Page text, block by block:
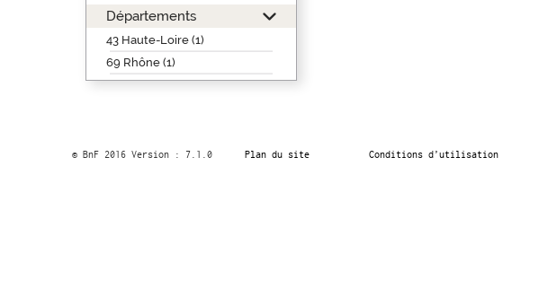
Départements
43 Haute-Loire (1)
69 Rhône (1)
© BnF 2016 Version : 7.1.0 Plan du site Conditions d’utilisation